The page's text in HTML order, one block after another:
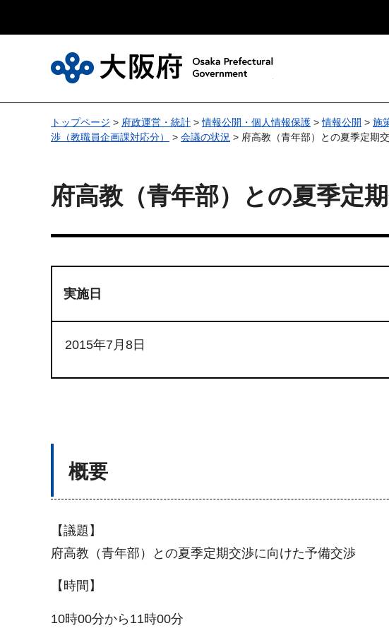
トップページ > 府政運営・統計 >情報公開・個人情報保護 >情報公開 > 施
渉（教職員企画課対応分）
> 会議の状況 > 府高教（青年部）との夏季定期
府高教（青年部）との夏季定
実施日
2015年7月8日
概要
【議題】
府高教（青年部）との夏季定期交渉に向けた予備交渉
【時間】
10時00分から11時00分